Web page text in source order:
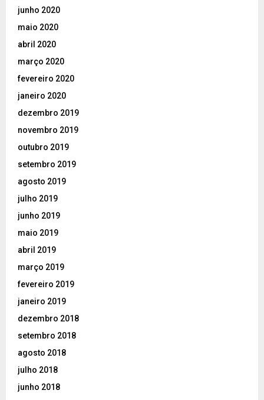
junho 2020
maio 2020
abril 2020
março 2020
fevereiro 2020
janeiro 2020
dezembro 2019
novembro 2019
outubro 2019
setembro 2019
agosto 2019
julho 2019
junho 2019
maio 2019
abril 2019
março 2019
fevereiro 2019
janeiro 2019
dezembro 2018
setembro 2018
agosto 2018
julho 2018
junho 2018